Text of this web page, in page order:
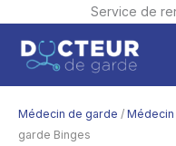
Service de
contenu
Médecin de garde /
garde Binges